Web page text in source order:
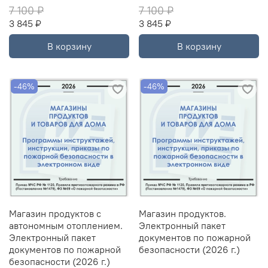
7 100 ₽
3 845 ₽
В корзину
7 100 ₽
3 845 ₽
В корзину
-46%
Магазин продуктов с
автономным отоплением.
Электронный пакет
документов по пожарной
безопасности (2026 г.)
-46%
Магазин продуктов.
Электронный пакет
документов по пожарной
безопасности (2026 г.)